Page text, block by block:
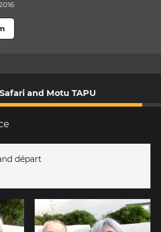
and Motu TAPU
départ